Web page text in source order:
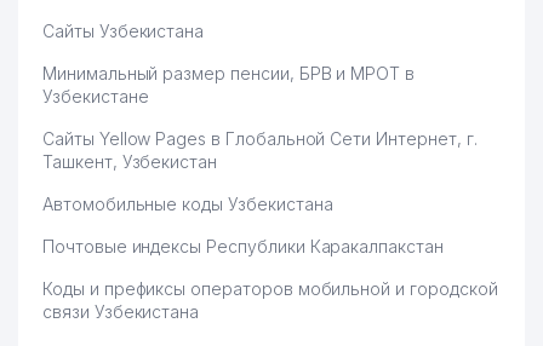
Сайты Узбекистана
Минимальный размер пенсии, БРВ и МРОТ в
Узбекистане
Сайты Yellow Pages в Глобальной Сети Интернет, г.
Ташкент, Узбекистан
Автомобильные коды Узбекистана
Почтовые индексы Республики Каракалпакстан
Коды и префиксы операторов мобильной и городской
связи Узбекистана